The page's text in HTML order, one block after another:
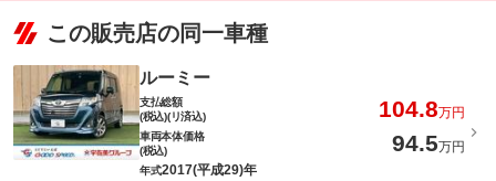
この販売店の同一車種
ルーミー
支払総額
(税込)(リ済込)
104.8万円
車両本体価格
(税込)
94.5万円
年式2017(平成29)年